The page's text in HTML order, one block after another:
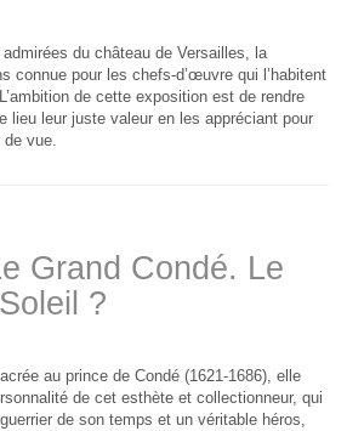
admirées du château de Versailles, la
connue pour les chefs-d’œuvre qui l’habitent
de cette exposition est de rendre
lieu leur juste valeur en les appréciant pour
de vue.
Grand Condé. Le
?
au prince de Condé (1621-1686), elle
de cet esthète et collectionneur, qui
de son temps et un véritable héros,